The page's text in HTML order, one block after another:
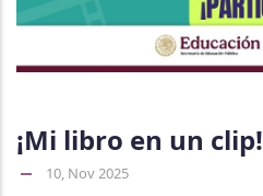
¡Mi libro en un clip!
10, Nov 2025